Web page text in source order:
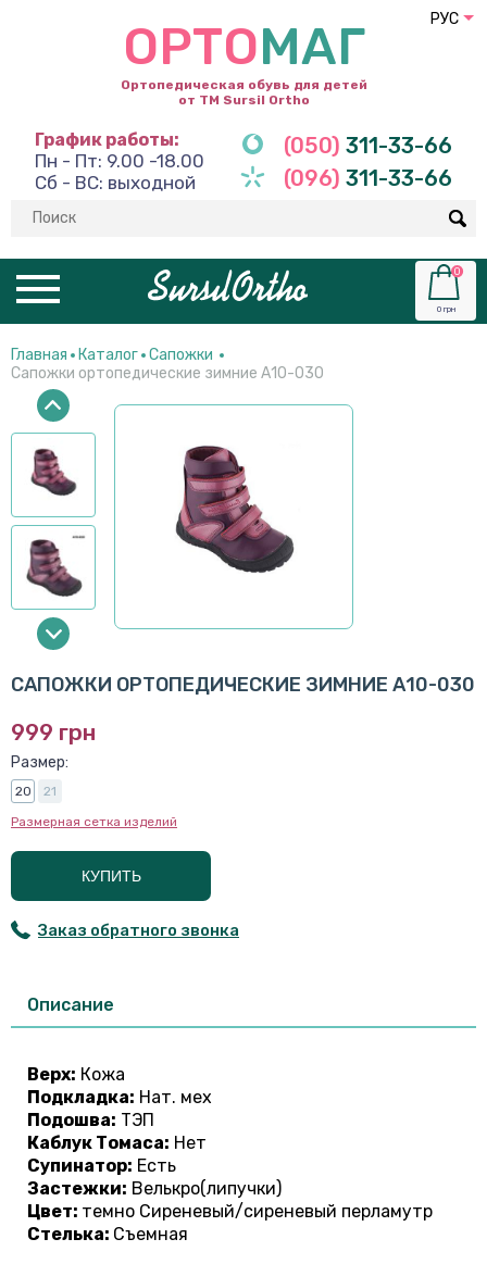
ОРТОМАГ
Ортопедическая обувь для детей
от ТМ Sursil Ortho
График работы:
Пн - Пт: 9.00 -18.00
Сб - ВС: выходной
(050) 311-33-66
(096) 311-33-66
0
0 грн
РУС
Главная Каталог Сапожки
Сапожки ортопедические зимние А10-030
САПОЖКИ ОРТОПЕДИЧЕСКИЕ ЗИМНИЕ А10-030
999 грн
Размер:
20
21
Размерная сетка изделий
КУПИТЬ
Заказ обратного звонка
Описание
Верх: Кожа
Подкладка: Нат. мех
Подошва: ТЭП
Каблук Томаса: Нет
Супинатор: Есть
Застежки: Велькро(липучки)
Цвет: темно Сиреневый/сиреневый перламутр
Стелька: Съемная